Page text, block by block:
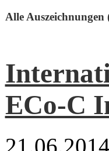
Alle Auszeichnungen
ECo-C